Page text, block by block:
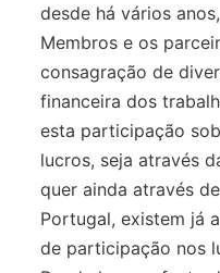
desde há vários
Membros e os
consagração de
financeira dos
esta participação
lucros, seja através
quer ainda através
Portugal, existem já
de participação nos